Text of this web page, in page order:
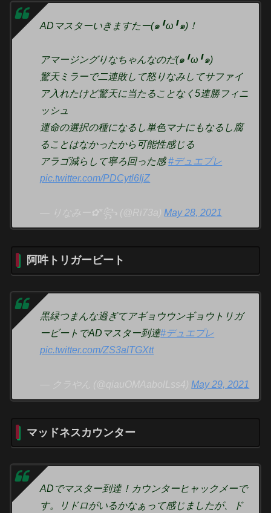
ADマスターいきますたー(๑╹ω╹๑)！
アマージングりなちゃんなのだ(๑╹ω╹๑)
驚天ミラーで二連敗して怒りなみしてサファイ
ア入れたけど驚天に当たることなく5連勝フィニ
ッシュ
運命の選択の種になるし単色マナにもなるし腐
ることはなかったから可能性感じる
アラゴ減らして寧ろ回った感#デュエプレ
pic.twitter.com/PDCytl6IjZ
— りなみー✿*꧂ (@Ri73a)May 28, 2021
阿吽トリガービート
黒緑つまんな過ぎてアギョウウンギョウトリガ
ービートでADマスター到達#デュエプレ
pic.twitter.com/ZS3alTGXtt
— クラやん (@qiauOMAabolLss4)May 29, 2021
マッドネスカウンター
ADでマスター到達！カウンターヒャックメーで
す。リドロがいるかなぁって感じましたが、ド